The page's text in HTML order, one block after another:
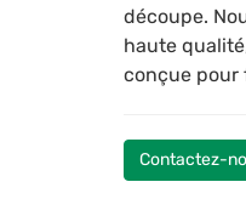
découpe.
haute
conçue pour
Contactez-